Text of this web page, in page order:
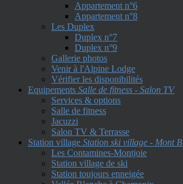
Appartement n°6
Appartement n°8
Les Duplex
Duplex n°7
Duplex n°9
Gallerie photos
Venir à l'Alpine Lodge
Vérifier les disponibilités
Equipements Salle de fitness - Salon TV
Services & options
Salle de fitness
Jacuzzi
Salon TV & Terrasse
Station village Station ski village - Mont
Les Contamines-Montjoie
Station village de ski
Station toujours enneigée